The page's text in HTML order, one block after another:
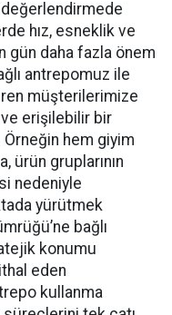
değerlendirmede
hız, esneklik ve
gün daha fazla önem
antrepomuz ile
müşterilerimize
erişilebilir bir
hem giyim
ürün gruplarının
nedeniyle
yürütmek
bağlı
konumu
eden
kullanma